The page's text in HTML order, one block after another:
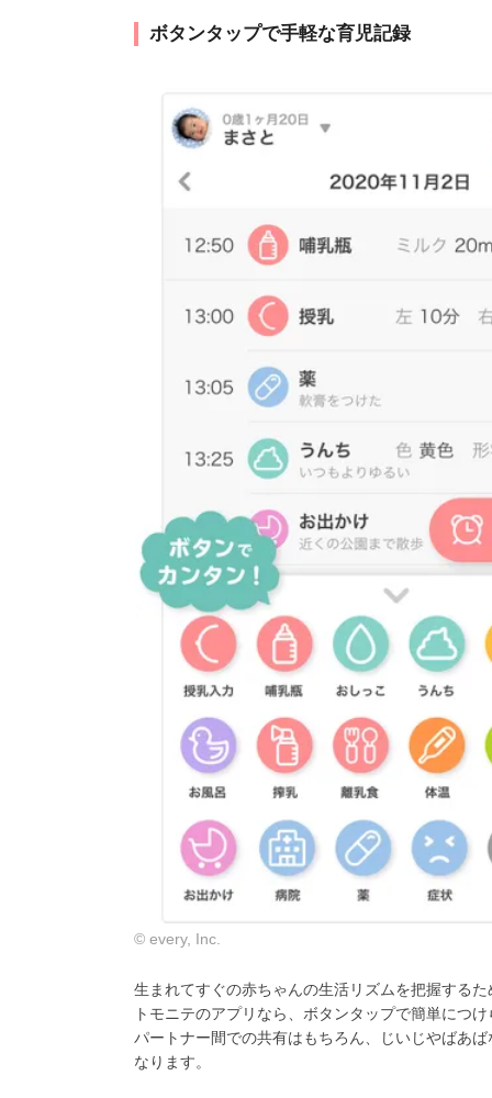
ボタンタップで手軽な育児記録
© every, Inc.
生まれてすぐの赤ちゃんの生活リズムを把握する
トモニテのアプリなら、ボタンタップで簡単につ
パートナー間での共有はもちろん、じいじやばあ
なります。